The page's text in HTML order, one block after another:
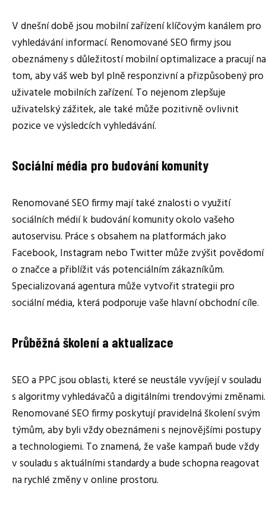
V dnešní době jsou mobilní zařízení klíčovým kanálem pro
vyhledávání informací. Renomované SEO firmy jsou
obeznámeny s důležitostí mobilní optimalizace a pracují na
tom, aby váš web byl plně responzivní a přizpůsobený pro
uživatele mobilních zařízení. To nejenom zlepšuje
uživatelský zážitek, ale také může pozitivně ovlivnit
pozice ve výsledcích vyhledávání.
Sociální média pro budování komunity
Renomované SEO firmy mají také znalosti o využití
sociálních médií k budování komunity okolo vašeho
autoservisu. Práce s obsahem na platformách jako
Facebook, Instagram nebo Twitter může zvýšit povědomí
o značce a přiblížit vás potenciálním zákazníkům.
Specializovaná agentura může vytvořit strategii pro
sociální média, která podporuje vaše hlavní obchodní cíle.
Průběžná školení a aktualizace
SEO a PPC jsou oblasti, které se neustále vyvíjejí v souladu
s algoritmy vyhledávačů a digitálními trendovými změnami.
Renomované SEO firmy poskytují pravidelná školení svým
týmům, aby byli vždy obeznámeni s nejnovějšími postupy
a technologiemi. To znamená, že vaše kampaň bude vždy
v souladu s aktuálními standardy a bude schopna reagovat
na rychlé změny v online prostoru.